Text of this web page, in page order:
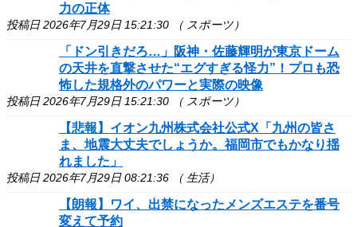
力の正体
投稿日 2026年7月29日 15:21:30 （ スポーツ）
「ドン引きだろ…」阪神・佐藤輝明が東京ドーム
の天井を直撃させた“エグすぎる怪力”！プロも恐
怖した規格外のパワーと実際の映像
投稿日 2026年7月29日 15:21:30 （ スポーツ）
【悲報】イオン九州株式会社公式X「九州の皆さ
ま、地震大丈夫でしょうか。福岡市でもかなり揺
れました」
投稿日 2026年7月29日 08:21:36 （ 生活）
【朗報】ワイ、出禁になったメンズエステを番号
変えて予約